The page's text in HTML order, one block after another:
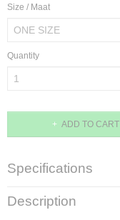
Size / Maat
Quantity
ADD TO CART
Specifications
Product code
I035384.33C.XX.06
Description